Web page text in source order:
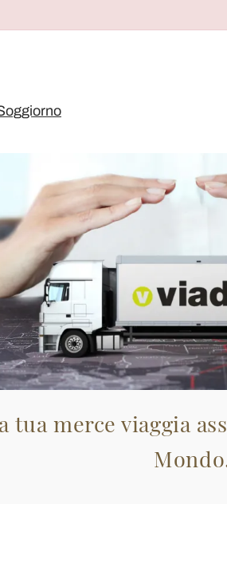
tua merce viaggia